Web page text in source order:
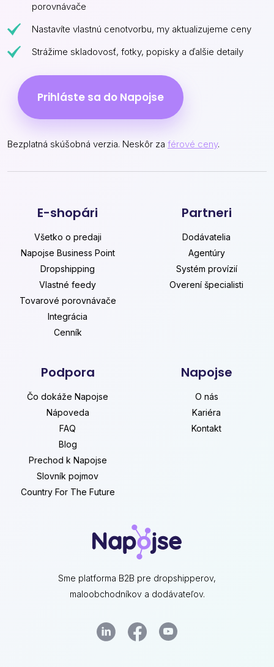
porovnávače
Nastavíte vlastnú cenotvorbu, my aktualizujeme ceny
Strážime skladovosť, fotky, popisky a ďalšie detaily
Prihláste sa do Napojse
Bezplatná skúšobná verzia. Neskôr za férové ceny.
Sme platforma B2B pre dropshipperov,
maloobchodníkov a dodávateľov.
E-shopári
Všetko o predaji
Napojse Business Point
Dropshipping
Vlastné feedy
Tovarové porovnávače
Integrácia
Cenník
Partneri
Dodávatelia
Agentúry
Systém provízií
Overení špecialisti
Podpora
Čo dokáže Napojse
Nápoveda
FAQ
Blog
Prechod k Napojse
Slovník pojmov
Country For The Future
Napojse
O nás
Kariéra
Kontakt